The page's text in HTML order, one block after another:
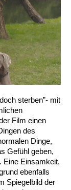
sterben”- mit
Film einen
des
Dinge,
Gefühl geben,
Eine Einsamkeit,
ebenfalls
Spiegelbild der